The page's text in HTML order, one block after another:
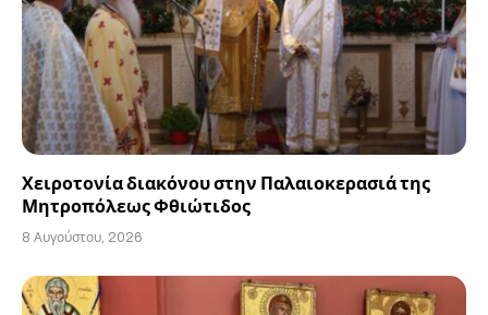
Χειροτονία διακόνου στην Παλαιοκερασιά της
Μητροπόλεως Φθιώτιδος
8 Αυγούστου, 2026